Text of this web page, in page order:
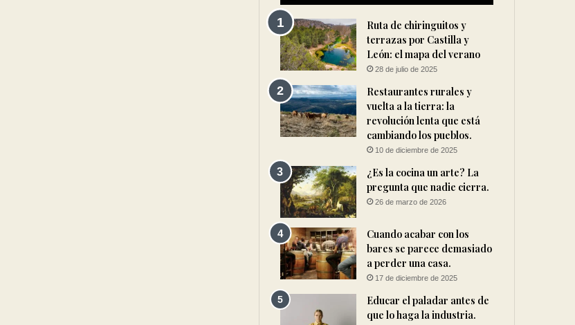
Ruta de chiringuitos y
terrazas por Castilla y
León: el mapa del verano
28 de julio de 2025
Restaurantes rurales y
vuelta a la tierra: la
revolución lenta que está
cambiando los pueblos.
10 de diciembre de 2025
¿Es la cocina un arte? La
pregunta que nadie cierra.
26 de marzo de 2026
Cuando acabar con los
bares se parece demasiado
a perder una casa.
17 de diciembre de 2025
Educar el paladar antes de
que lo haga la industria.